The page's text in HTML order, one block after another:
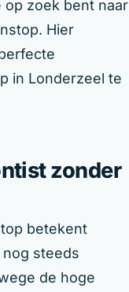
op zoek bent naar
Hier
in Londerzeel te
zonder
betekent
steeds
de hoge